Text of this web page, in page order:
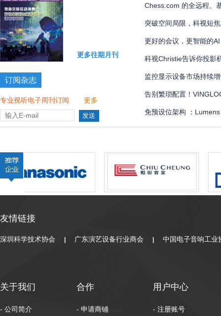
更多往期月刊
订阅杂志
专业视听电子周刊订阅 更多
款？
Chess.com 的全远程、
国际象棋比赛多达 300
突破空间局限，科视短
更好的会议，更智能的AI
科视Christie告诉你投影
监控显示设备市场持续
告别繁琐配置！
管理界面全解
免预设位架构 ：
全自动化
友情链接
深圳科学技术协会 广东演艺设备行业商会 中国电子音响工业
关于我们
- 公司简介
合作
- 申请商铺
用户中心
- 注册账号